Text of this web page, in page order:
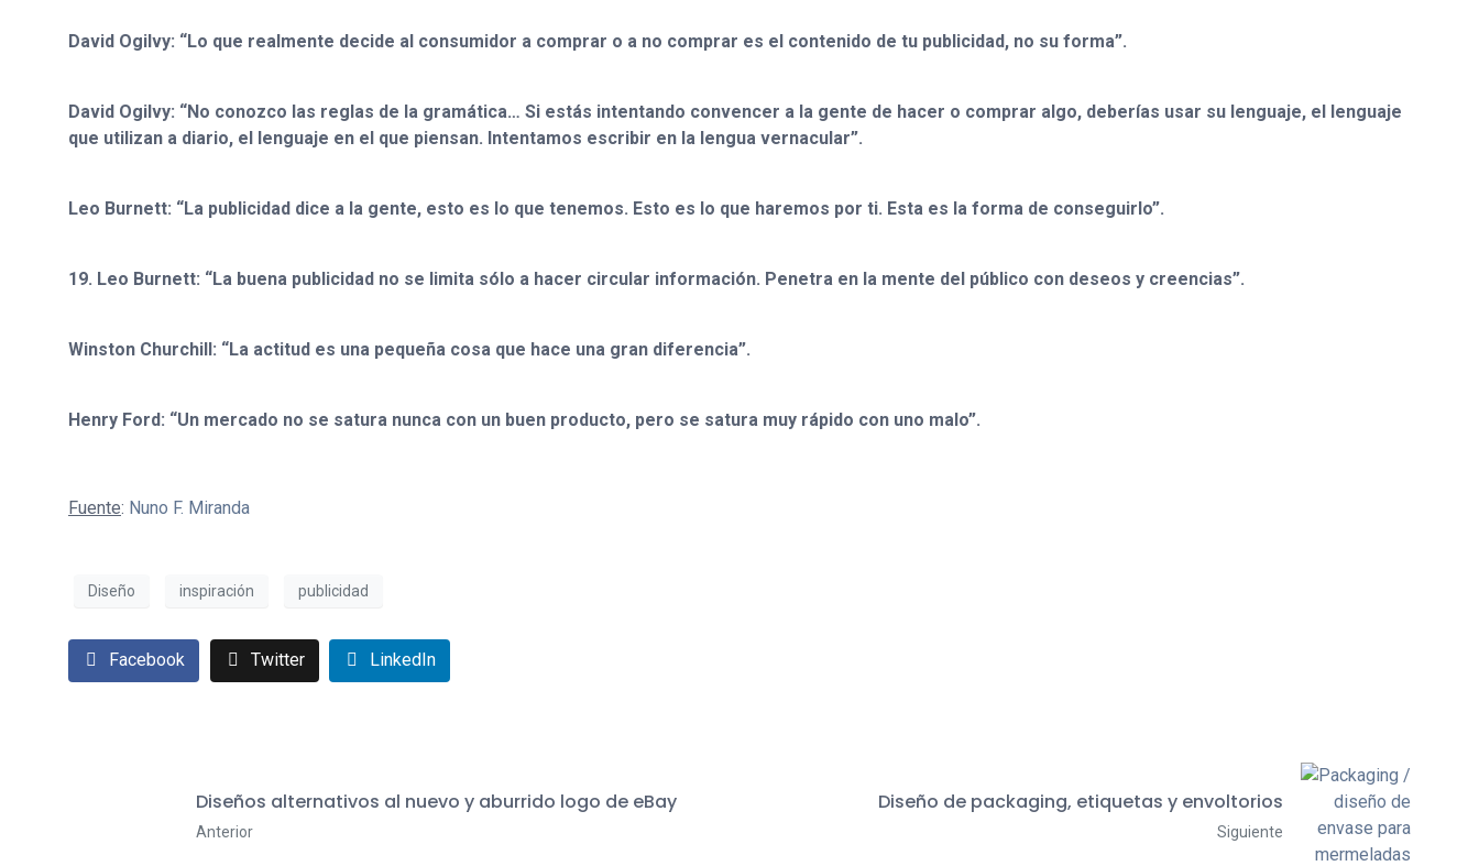
David Ogilvy: “Lo que realmente decide al consumidor a comprar o a no comprar es el contenido de tu publicidad, no su forma”.
David Ogilvy: “No conozco las reglas de la gramática… Si estás intentando convencer a la gente de hacer o comprar algo, deberías usar su lenguaje, el lenguaje
que utilizan a diario, el lenguaje en el que piensan. Intentamos escribir en la lengua vernacular”.
Leo Burnett: “La publicidad dice a la gente, esto es lo que tenemos. Esto es lo que haremos por ti. Esta es la forma de conseguirlo”.
19. Leo Burnett: “La buena publicidad no se limita sólo a hacer circular información. Penetra en la mente del público con deseos y creencias”.
Winston Churchill: “La actitud es una pequeña cosa que hace una gran diferencia”.
Henry Ford: “Un mercado no se satura nunca con un buen producto, pero se satura muy rápido con uno malo”.
Fuente: Nuno F. Miranda
Diseño inspiración publicidad
Facebook Twitter LinkedIn
Diseños alternativos al nuevo y aburrido logo de eBay
Anterior
Diseño de packaging, etiquetas y envoltorios
Siguiente